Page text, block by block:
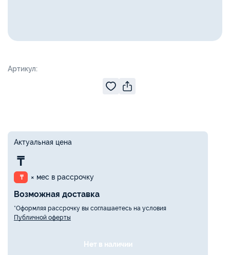
Артикул:
Актуальная цена
₸
₸ × мес в рассрочку
Возможная доставка
*Оформляя рассрочку вы соглашаетесь на условия
Публичной оферты
Нет в наличии